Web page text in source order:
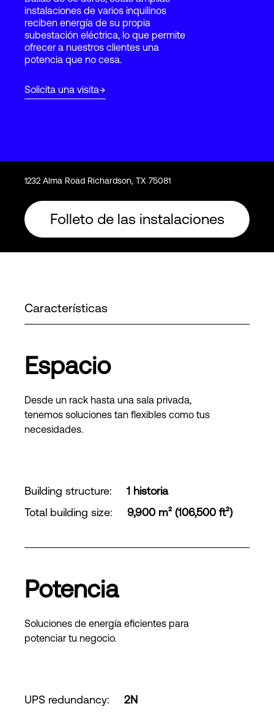
Login
instalaciones de varios inquilinos
reciben energía de su propia
subestación eléctrica, lo que permite
ofrecer a nuestros clientes una
potencia que no cesa.
Solicita una visita
1232 Alma Road Richardson, TX 75081
Folleto de las instalaciones
Características
Espacio
Desde un rack hasta una sala privada,
tenemos soluciones tan flexibles como tus
necesidades.
Building structure:
1 historia
Total building size: 9,900 m² (106,500 ft²)
Potencia
Soluciones de energía eficientes para
potenciar tu negocio.
UPS redundancy: 2N